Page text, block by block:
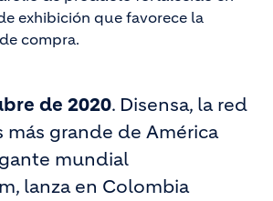
exhibición que favorece la
compra.
de 2020. Disensa, la red
más grande de América
mundial
lanza en Colombia